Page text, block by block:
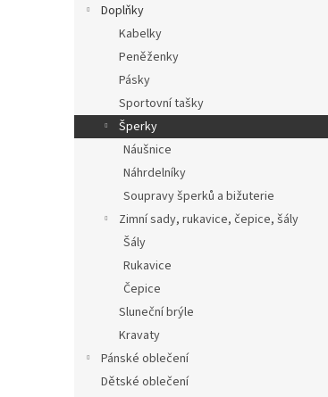
e
l
Doplňky
Kabelky
Peněženky
Pásky
Sportovní tašky
Šperky
Náušnice
Náhrdelníky
Soupravy šperků a bižuterie
Zimní sady, rukavice, čepice, šály
Šály
Rukavice
Čepice
Sluneční brýle
Kravaty
Pánské oblečení
Dětské oblečení